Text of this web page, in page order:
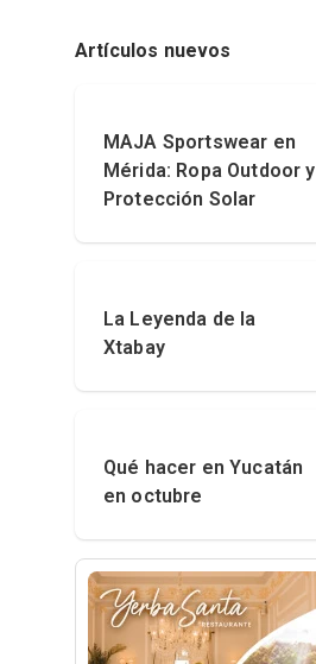
Artículos nuevos
MAJA Sportswear en
Mérida: Ropa Outdoor y
Protección Solar
La Leyenda de la
Xtabay
Qué hacer en Yucatán
en octubre